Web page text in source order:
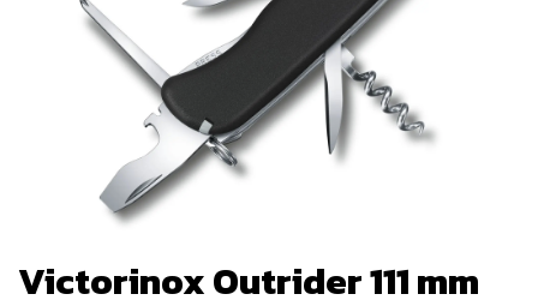
Victorinox Outrider 111 mm